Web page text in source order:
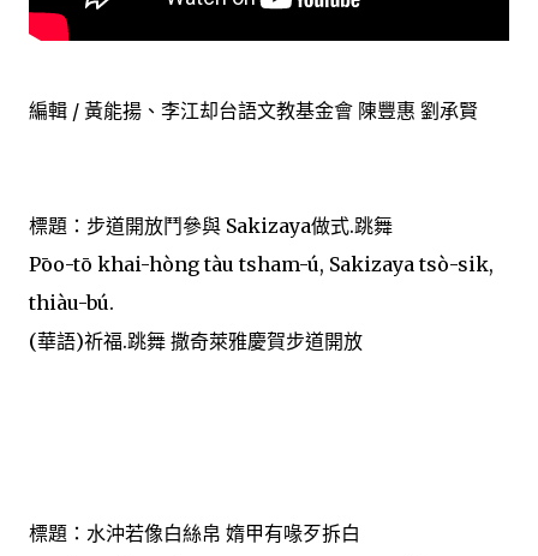
編輯 / 黃能揚、李江却台語文教基金會 陳豐惠 劉承賢
標題：步道開放鬥參與 Sakizaya做式.跳舞
Pōo-tō khai-hòng tàu tsham-ú, Sakizaya tsò-sik,
thiàu-bú.
(華語)祈福.跳舞 撒奇萊雅慶賀步道開放
標題：水沖若像白絲帛 媠甲有喙歹拆白